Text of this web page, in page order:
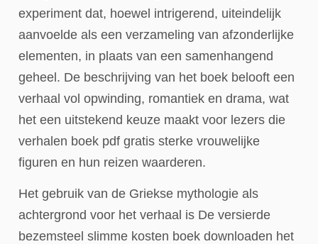
experiment dat, hoewel intrigerend, uiteindelijk
aanvoelde als een verzameling van afzonderlijke
elementen, in plaats van een samenhangend
geheel. De beschrijving van het boek belooft een
verhaal vol opwinding, romantiek en drama, wat
het een uitstekend keuze maakt voor lezers die
verhalen boek pdf gratis sterke vrouwelijke
figuren en hun reizen waarderen.
Het gebruik van de Griekse mythologie als
achtergrond voor het verhaal is De versierde
bezemsteel slimme kosten boek downloaden het